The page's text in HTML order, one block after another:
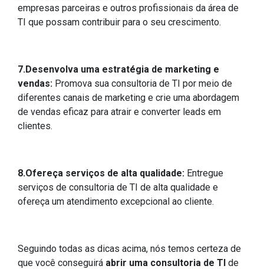
empresas parceiras e outros profissionais da área de
TI que possam contribuir para o seu crescimento.
7.Desenvolva uma estratégia de marketing e
vendas: Promova sua consultoria de TI por meio de
diferentes canais de marketing e crie uma abordagem
de vendas eficaz para atrair e converter leads em
clientes.
8.Ofereça serviços de alta qualidade: Entregue
serviços de consultoria de TI de alta qualidade e
ofereça um atendimento excepcional ao cliente.
Seguindo todas as dicas acima, nós temos certeza de
que você conseguirá abrir uma consultoria de TI de